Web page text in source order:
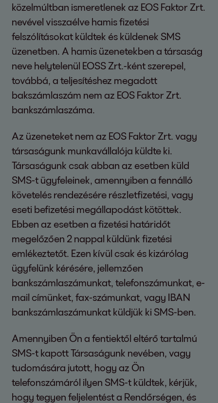
közelmúltban ismeretlenek az EOS Faktor Zrt.
nevével visszaélve hamis fizetési
felszólításokat küldtek és küldenek SMS
üzenetben. A hamis üzenetekben a társaság
neve helytelenül EOSS Zrt.-ként szerepel,
továbbá, a teljesítéshez megadott
bakszámlaszám nem az EOS Faktor Zrt.
bankszámlaszáma.
Az üzeneteket nem az EOS Faktor Zrt. vagy
társaságunk munkavállalója küldte ki.
Társaságunk csak abban az esetben küld
SMS-t ügyfeleinek, amennyiben a fennálló
követelés rendezésére részletfizetési, vagy
eseti befizetési megállapodást kötöttek.
Ebben az esetben a fizetési határidőt
megelőzően 2 nappal küldünk fizetési
emlékeztetőt. Ezen kívül csak és kizárólag
ügyfelünk kérésére, jellemzően
bankszámlaszámunkat, telefonszámunkat, e-
mail címünket, fax-számunkat, vagy IBAN
bankszámlaszámunkat küldjük ki SMS-ben.
Amennyiben Ön a fentiektől eltérő tartalmú
SMS-t kapott Társaságunk nevében, vagy
tudomására jutott, hogy az Ön
telefonszámáról ilyen SMS-t küldtek, kérjük,
hogy tegyen feljelentést a Rendőrségen, és